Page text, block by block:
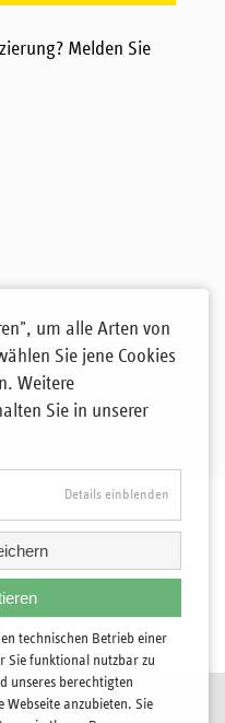
Melden Sie
um alle Arten von
Sie jene Cookies
Weitere
Sie in unserer
Details einblenden
technischen Betrieb einer
Sie funktional nutzbar zu
unseres berechtigten
Webseite anzubieten. Sie